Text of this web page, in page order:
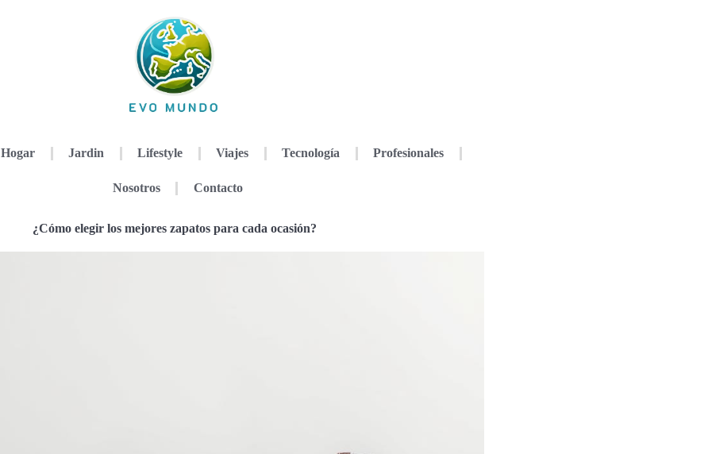
Hogar Jardin Lifestyle Viajes Tecnología Profesionales
Nosotros Contacto
¿Cómo elegir los mejores zapatos para cada ocasión?